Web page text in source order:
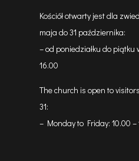
Kościół otwarty jest dla
maja do 31 października:
– od poniedziałku do piątku
16.00
The church is open to
31:
– Monday to Friday: 10.00 –